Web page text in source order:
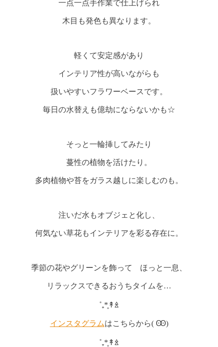
一点一点手作業で仕上げられ
木目も発色も異なります。
軽くて安定感があり
インテリア性が高いながらも
扱いやすいフラワーベースです。
毎日の水替えも億劫にならないかも☆
そっと一輪挿してみたり
蔓性の植物を活けたり。
多肉植物や苔をガラス越しに楽しむのも。
注いだ水もオブジェと化し、
何気ない草花もインテリアを彩る存在に。
季節の花やグリーンを飾って ほっと一息、
リラックスできるおうちタイムを…
˚₊*̥↟ꊛ
インスタグラムはこちらから( Ꙭ)
˚₊*̥↟ꊛ